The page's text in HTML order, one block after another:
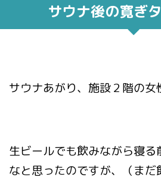
サウナ後の寛ぎ
サウナあがり、施設２階の女
生ビールでも飲みながら寝
なと思ったのですが、（まだ